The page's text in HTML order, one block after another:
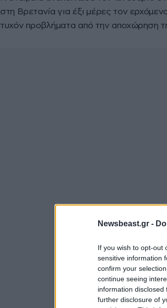
Newsbeast.gr -
If you wish to opt-out
sensitive information
confirm your
continue seeing
information
further disclosure of
στη Βρετανία για έξι μέρες τον
τυχόν προβλήματα από την αποχώρηση